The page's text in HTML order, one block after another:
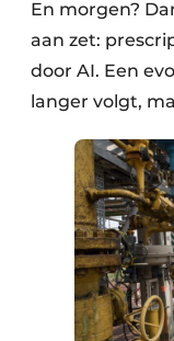
En morgen?
aan zet:
door AI. Een
langer volgt,